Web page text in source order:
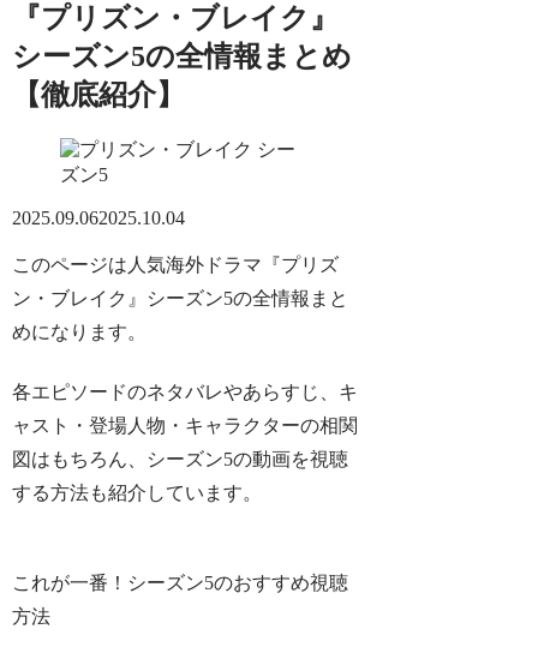
『プリズン・ブレイク』
シーズン5の全情報まとめ
【徹底紹介】
2025.09.062025.10.04
このページは人気海外ドラマ『プリズ
ン・ブレイク』シーズン5の全情報まと
めになります。
各エピソードのネタバレやあらすじ、キ
ャスト・登場人物・キャラクターの相関
図はもちろん、シーズン5の動画を視聴
する方法も紹介しています。
これが一番！シーズン5のおすすめ視聴
方法